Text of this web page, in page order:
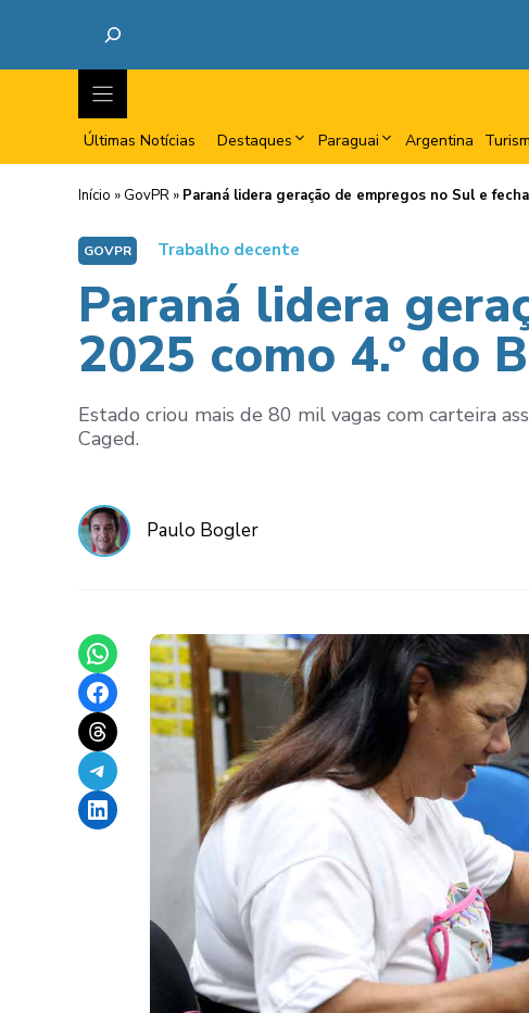
Últimas Notícias Destaques Paraguai Argentina
Início » GovPR » Paraná lidera geração de empregos no Sul e
GOVPR Trabalho decente
Paraná lidera
2025 como 4.º do
Estado criou mais de 80 mil vagas com carteira
Caged.
Paulo Bogler
Share on WhatsApp
Share on Facebook
Share on Threads
Share on Telegram
Share on LinkedIn